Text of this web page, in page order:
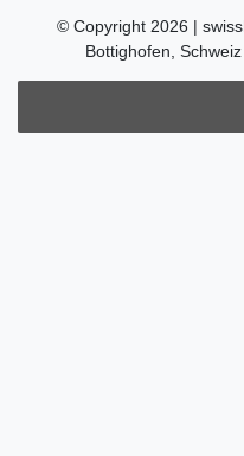
© Copyright 2026 |
Bottighofen,